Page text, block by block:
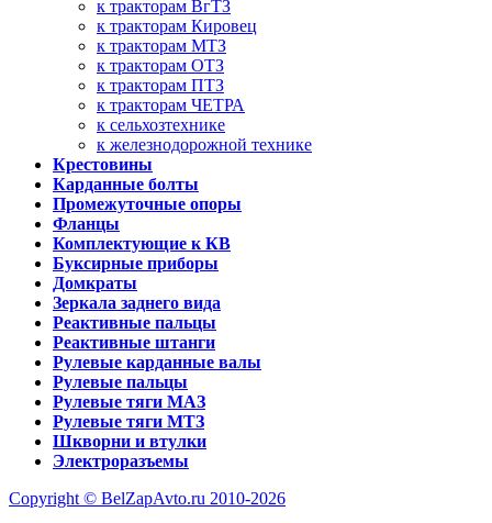
к тракторам ВгТЗ
к тракторам Кировец
к тракторам МТЗ
к тракторам ОТЗ
к тракторам ПТЗ
к тракторам ЧЕТРА
к сельхозтехнике
к железнодорожной технике
Крестовины
Карданные болты
Промежуточные опоры
Фланцы
Комплектующие к КВ
Буксирные приборы
Домкраты
Зеркала заднего вида
Реактивные пальцы
Реактивные штанги
Рулевые карданные валы
Рулевые пальцы
Рулевые тяги МАЗ
Рулевые тяги МТЗ
Шкворни и втулки
Электроразъемы
Copyright © BelZapAvto.ru 2010-2026